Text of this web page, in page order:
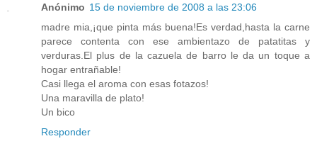
Anónimo 15 de noviembre de 2008 a las 23:06
madre mia,¡que pinta más buena!Es verdad,hasta la carne
parece contenta con ese ambientazo de patatitas y
verduras.El plus de la cazuela de barro le da un toque a
hogar entrañable!
Casi llega el aroma con esas fotazos!
Una maravilla de plato!
Un bico
Responder